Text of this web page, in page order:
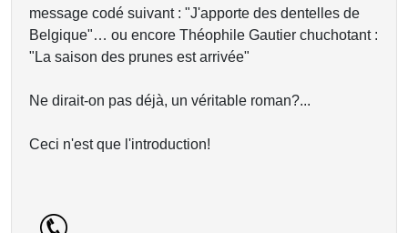
message codé suivant : "J'apporte des dentelles de
Belgique"… ou encore Théophile Gautier chuchotant :
"La saison des prunes est arrivée"
Ne dirait-on pas déjà, un véritable roman?...
Ceci n'est que l'introduction!